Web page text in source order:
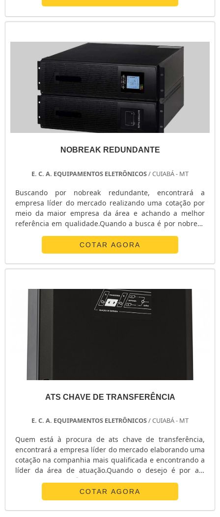
inovadora, acha o site da E. C. A. Equipamentos
Eletrônicos. Na companhia é possível encontrar
NOBREAK REDUNDANTE
E. C. A. EQUIPAMENTOS ELETRÔNICOS/ CUIABÁ - MT
Buscando por nobreak redundante, encontrará a
empresa líder do mercado realizando uma cotação por
meio da maior empresa da área e achando a melhor
referência em qualidade.Quando a busca é por nobreak
Equipamentos Eletrônicos alcançará proteção com
soluções para sistemas críticos de energia.ALGUNS
DETALHES SOBRE O NOBREAK REDUNDANTEA E. C. A.
COTAR AGORA
ATS CHAVE DE TRANSFERÊNCIA
E. C. A. EQUIPAMENTOS ELETRÔNICOS/ CUIABÁ - MT
Quem está à procura de ats chave de transferência,
encontrará a empresa líder do mercado elaborando uma
cotação na companhia mais qualificada e encontrando a
líder da área de atuação.Quando o desejo é por ats
chave de transferência, com os profissionais da E. C. A.
Equipamentos Eletrônicos o cliente receberá
assertividade com pagamento acessível.UM POUCO MAIS
SOBRE ATS CHAVE DE TRANSFERÊNCIAA E. C. A.
COTAR AGORA